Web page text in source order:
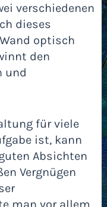
verschiedenen
dieses
optisch
den
und
für viele
ist, kann
Absichten
Vergnügen